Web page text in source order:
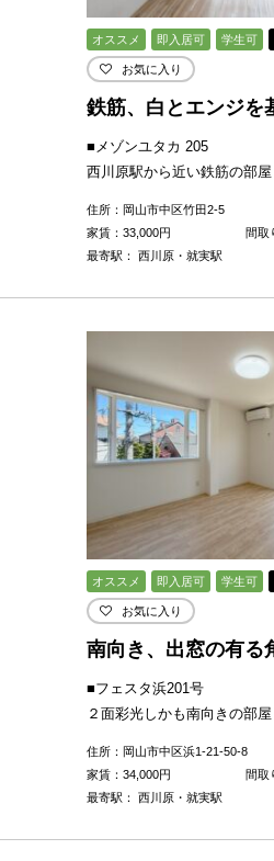
オススメ 即入居可 学生可
お気に入り
鉄筋、白とエンジを
■メゾンユタカ 205
西川原駅から近い鉄筋の部屋
住所：岡山市中区竹田2-5
家賃： 33,000円
間取
最寄駅： 西川原・就実駅
オススメ 即入居可 学生可
お気に入り
南向き、出窓の有る
■フェスタ浜201号
２面彩光しかも南向きの部屋
住所：岡山市中区浜1-21-50-8
家賃： 34,000円
間取
最寄駅： 西川原・就実駅